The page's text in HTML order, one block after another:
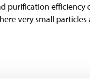
purification
very small